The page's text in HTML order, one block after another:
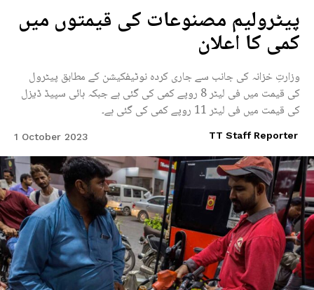
پیٹرولیم مصنوعات کی قیمتوں میں
کمی کا اعلان
وزارتِ خزانہ کی جانب سے جاری کردہ نوٹیفکیشن کے مطابق پیٹرول
کی قیمت میں فی لیٹر 8 روپے کمی کی گئی ہے جبکہ ہائی سپیڈ ڈیزل
کی قیمت میں فی لیٹر 11 روپے کمی کی گئی ہے۔
TT Staff Reporter
1 October 2023